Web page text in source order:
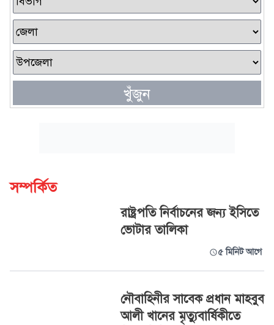
খুঁজুন
সম্পর্কিত
রাষ্ট্রপতি নির্বাচনের জন্য ইসিতে
ভোটার তালিকা
৫ মিনিট আগে
নৌবাহিনীর সাবেক প্রধান মাহবুব
আলী খানের মৃত্যুবার্ষিকীতে